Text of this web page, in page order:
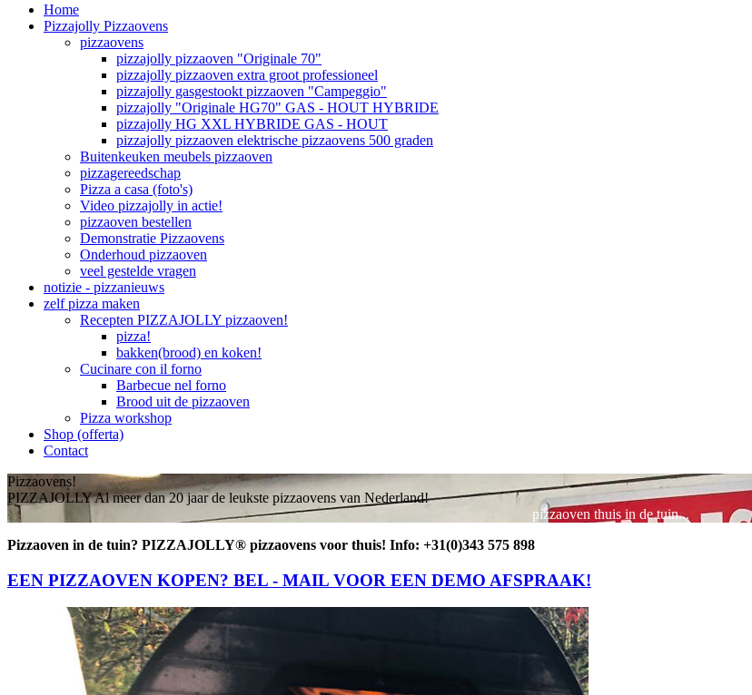
Home
Pizzajolly Pizzaovens
pizzaovens
pizzajolly pizzaoven "Originale 70"
pizzajolly pizzaoven extra groot professioneel
pizzajolly gasgestookt pizzaoven "Campeggio"
pizzajolly "Originale HG70" GAS - HOUT HYBRIDE
pizzajolly HG XXL HYBRIDE GAS - HOUT
pizzajolly pizzaoven elektrische pizzaovens 500 graden
Buitenkeuken meubels pizzaoven
pizzagereedschap
Pizza a casa (foto's)
Video pizzajolly in actie!
pizzaoven bestellen
Demonstratie Pizzaovens
Onderhoud pizzaoven
veel gestelde vragen
notizie - pizzanieuws
zelf pizza maken
Recepten PIZZAJOLLY pizzaoven!
pizza!
bakken(brood) en koken!
Cucinare con il forno
Barbecue nel forno
Brood uit de pizzaoven
Pizza workshop
Shop (offerta)
Contact
Pizzaovens!
PIZZAJOLLY Al meer dan 20 jaar de leukste pizzaovens van Nederland!
pizzaoven thuis in de tuin...
Pizzaoven in de tuin? PIZZAJOLLY® pizzaovens voor thuis! Info: +31(0)343 575 898
EEN PIZZAOVEN KOPEN? BEL - MAIL VOOR EEN DEMO AFSPRAAK!